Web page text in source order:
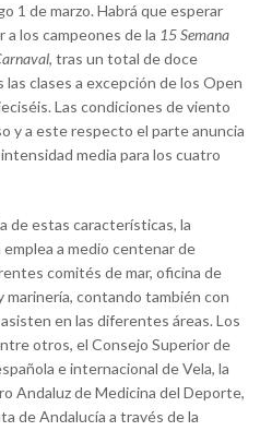
1 de marzo. Habrá que esperar
los campeones de la 15 Semana
, tras un total de doce
clases a excepción de los Open
Las condiciones de viento
y a este respecto el parte anuncia
media para los cuatro
de estas características, la
a medio centenar de
comités de mar, oficina de
marinería, contando también con
en las diferentes áreas. Los
otros, el Consejo Superior de
e internacional de Vela, la
Andaluz de Medicina del Deporte,
de Andalucía a través de la